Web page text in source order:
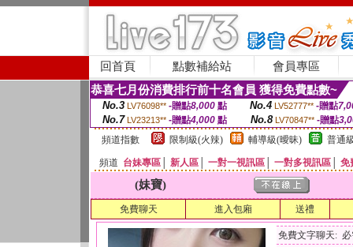
回首頁 點數補給站 會員專區
恭喜七月份消費排行前十名會員 獲得免費點數~
No.3 LV76098** -贈點8,000點 No.4 LV52777** -贈點
No.7 LV23213** -贈點4,000 點 No.8 LV70847** -贈點
頻道指數
限制級(火辣) 輔導級(曖昧) 普通
頻道 台妹專區 新人區 一對一視訊區 一對多視訊區 免
(妹寶)
免費聊天 進入包廂 送禮
免費文字聊天: